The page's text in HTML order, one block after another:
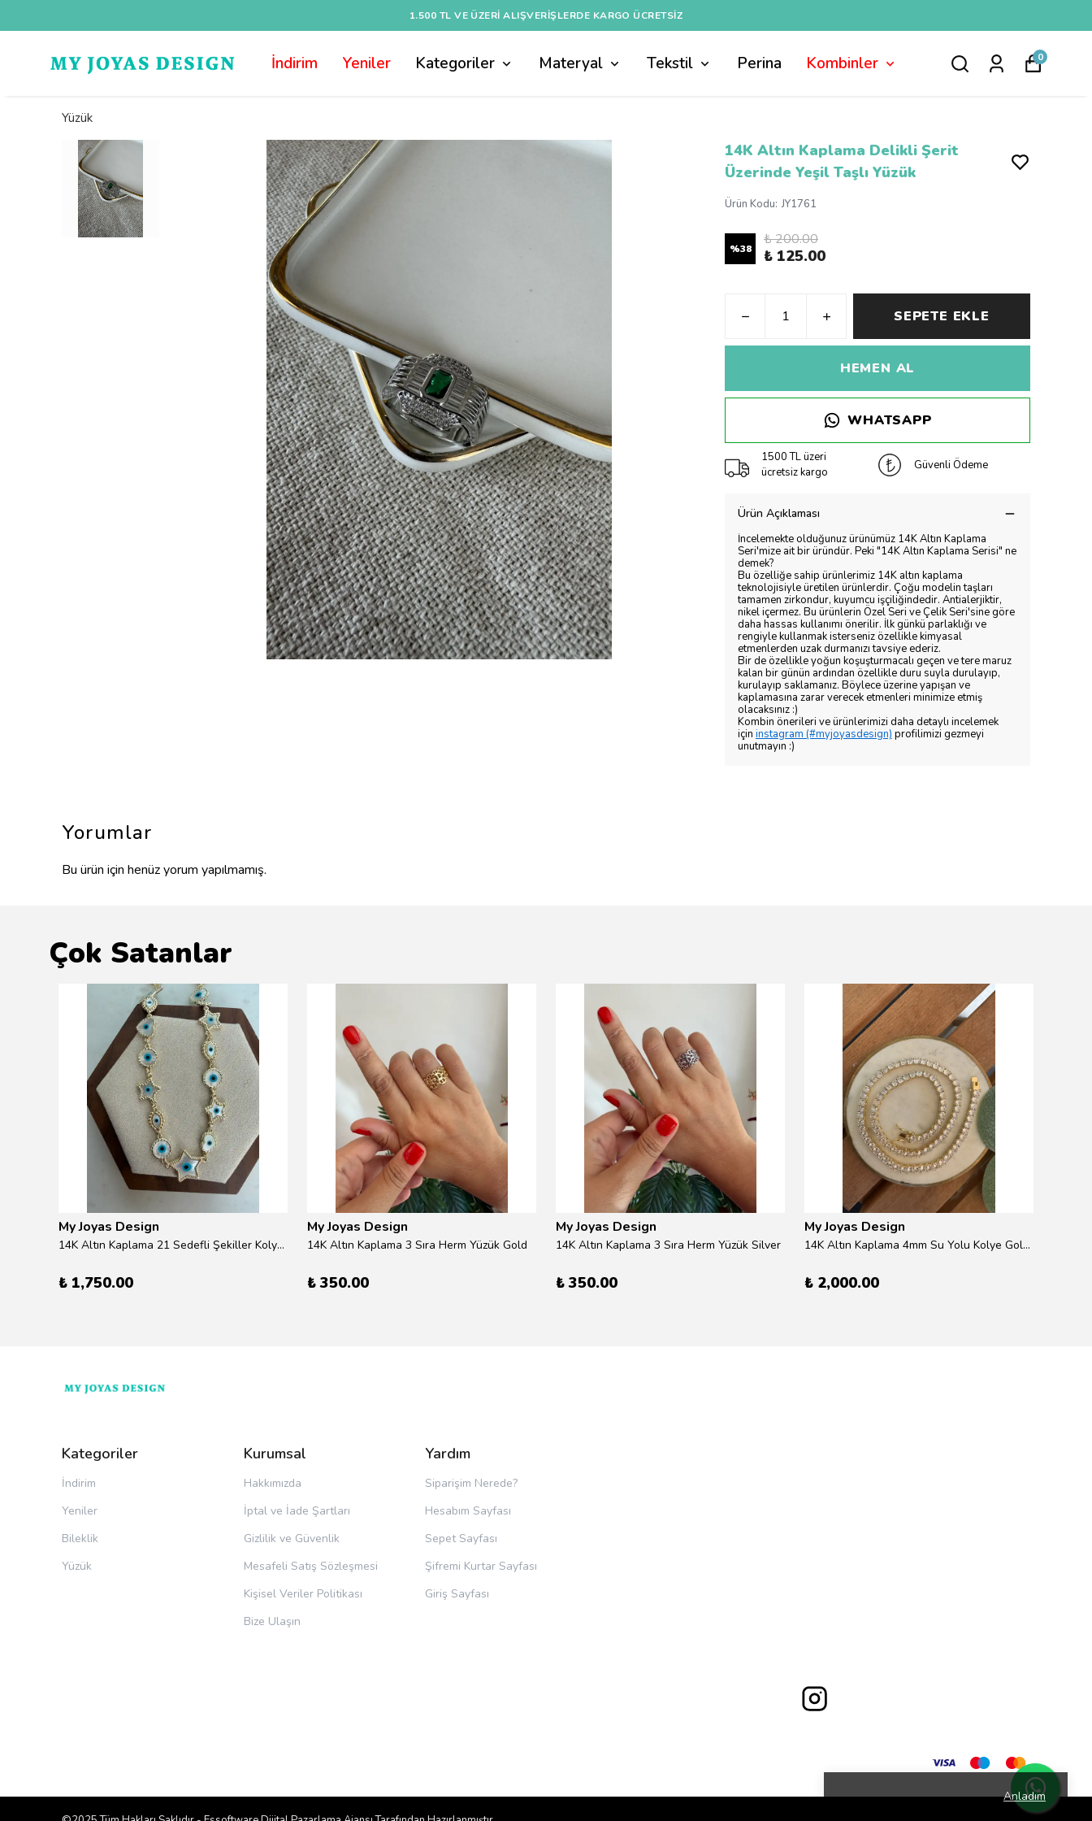
1.500 TL VE ÜZERI ALIŞVERIŞLERDE KARGO ÜCRETSİZ
İndirim Yeniler Kategoriler Materyal Tekstil Perina Kombinler 0
Anladım
Yüzük
14K Altın Kaplama Delikli Şerit
Üzerinde Yeşil Taşlı Yüzük
Ürün Kodu: JY1761
%38
₺ 200.00
₺ 125.00
SEPETE EKLE
HEMEN AL
WHATSAPP
1500 TL üzeri
ücretsiz kargo
Güvenli Ödeme
Ürün Açıklaması
İncelemekte olduğunuz ürünümüz 14K Altın Kaplama
Seri'mize ait bir üründür. Peki "14K Altın Kaplama Serisi" ne
demek?
Bu özelliğe sahip ürünlerimiz 14K altın kaplama
teknolojisiyle üretilen ürünlerdir. Çoğu modelin taşları
tamamen zirkondur, kuyumcu işçiliğindedir. Antialerjiktir,
nikel içermez. Bu ürünlerin Özel Seri ve Çelik Seri'sine göre
daha hassas kullanımı önerilir. İlk günkü parlaklığı ve
rengiyle kullanmak isterseniz özellikle kimyasal
etmenlerden uzak durmanızı tavsiye ederiz.
Bir de özellikle yoğun koşuşturmacalı geçen ve tere maruz
kalan bir günün ardından özellikle duru suyla durulayıp,
kurulayıp saklamanız. Böylece üzerine yapışan ve
kaplamasına zarar verecek etmenleri minimize etmiş
olacaksınız :)
Kombin önerileri ve ürünlerimizi daha detaylı incelemek
için instagram (#myjoyasdesign) profilimizi gezmeyi
unutmayın :)
Yorumlar
Bu ürün için henüz yorum yapılmamış.
Çok Satanlar
My Joyas Design
14K Altın Kaplama 21 Sedefli Şekiller Kolye 46cm
₺ 1,750.00
My Joyas Design
14K Altın Kaplama 3 Sıra Herm Yüzük Gold
₺ 350.00
My Joyas Design
14K Altın Kaplama 3 Sıra Herm Yüzük Silver
₺ 350.00
My Joyas Design
14K Altın Kaplama 4mm Su Yolu Kolye Gold 41cm
₺ 2,000.00
Kategoriler
İndirim
Yeniler
Bileklik
Yüzük
Kurumsal
Hakkımızda
İptal ve İade Şartları
Gizlilik ve Güvenlik
Mesafeli Satış Sözleşmesi
Kişisel Veriler Politikası
Bize Ulaşın
Yardım
Siparişim Nerede?
Hesabım Sayfası
Sepet Sayfası
Şifremi Kurtar Sayfası
Giriş Sayfası